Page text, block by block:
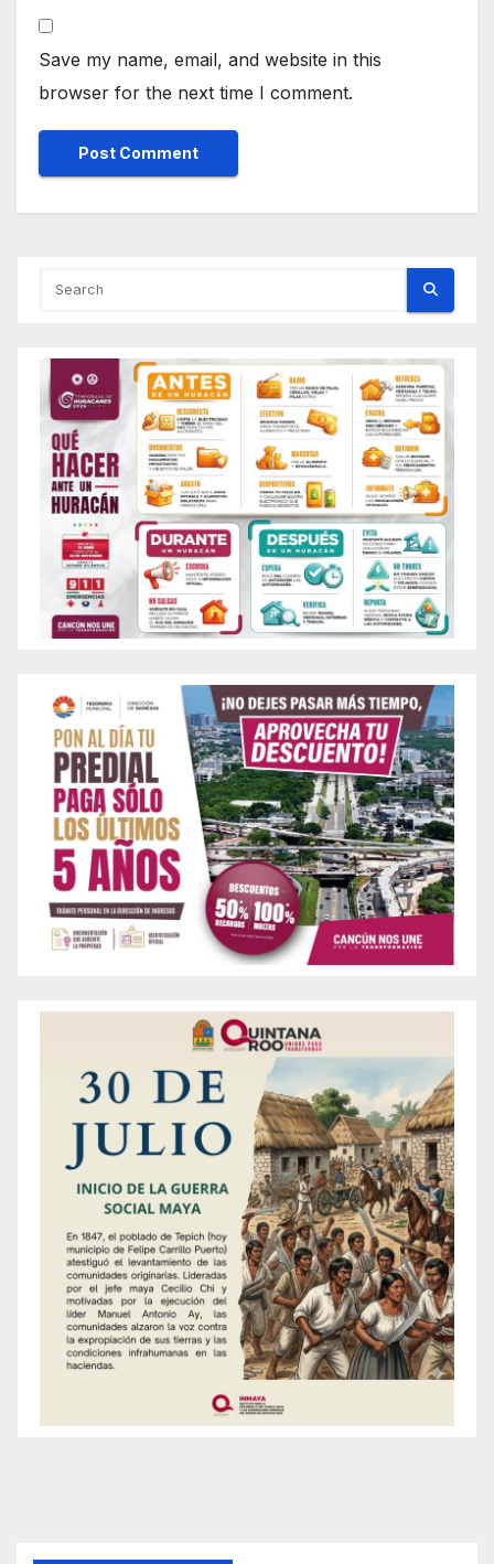
Save my name, email, and website in this
browser for the next time I comment.